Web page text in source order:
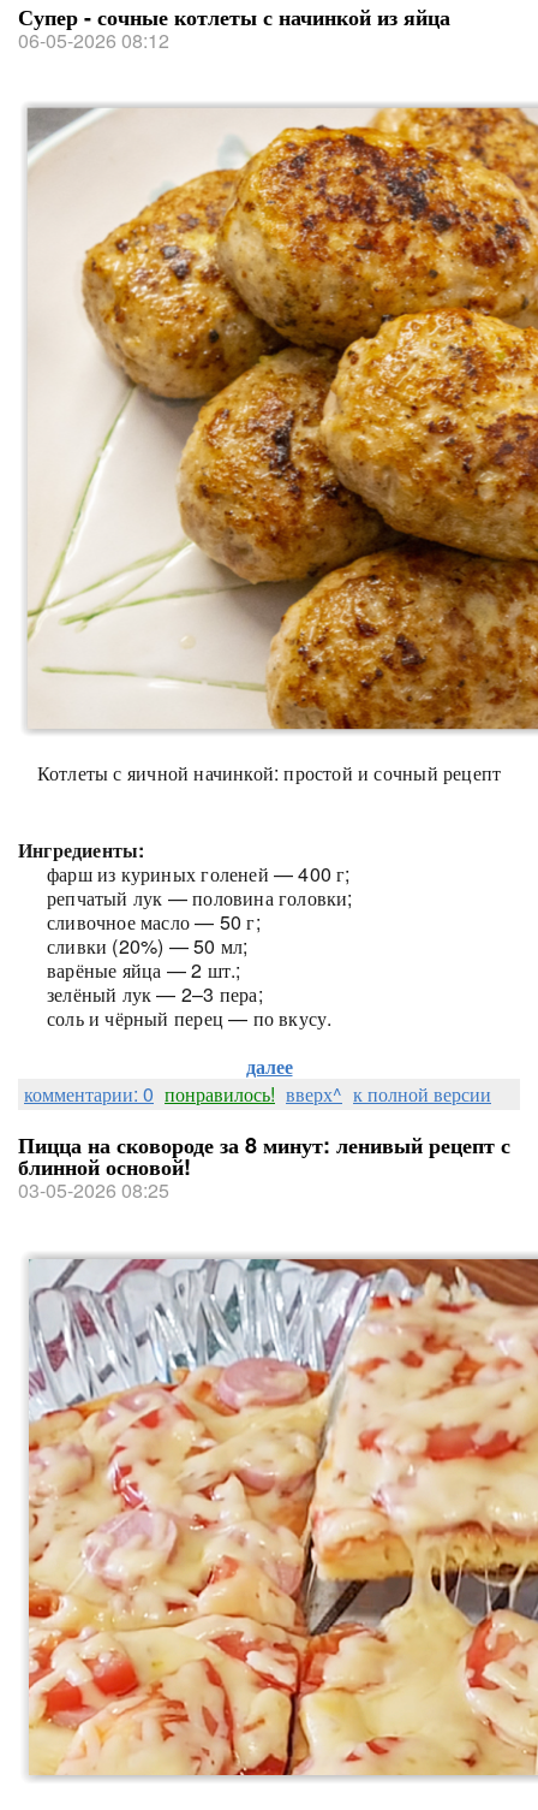
Супер - сочные котлеты с начинкой из яйца
06-05-2026 08:12
Котлеты с яичной начинкой: простой и сочный рецепт
Ингредиенты:
фарш из куриных голеней — 400 г;
репчатый лук — половина головки;
сливочное масло — 50 г;
сливки (20%) — 50 мл;
варёные яйца — 2 шт.;
зелёный лук — 2–3 пера;
соль и чёрный перец — по вкусу.
далее
комментарии: 0 понравилось! вверх^ к полной версии
Пицца на сковороде за 8 минут: ленивый рецепт с
блинной основой!
03-05-2026 08:25